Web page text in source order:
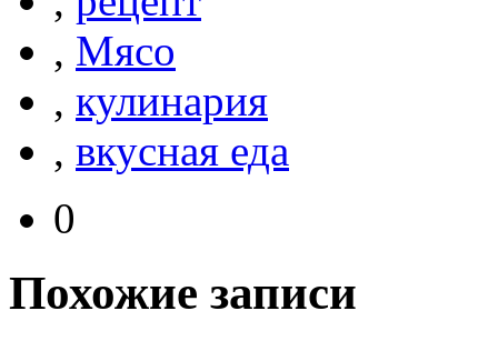
, Мясо
, кулинария
, вкусная еда
0
Похожие записи